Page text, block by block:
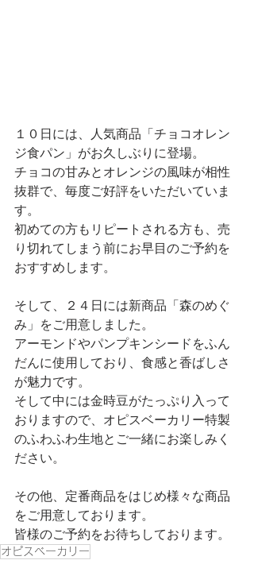
１０日には、人気商品「チョコオレン
ジ食パン」がお久しぶりに登場。
チョコの甘みとオレンジの風味が相性
抜群で、毎度ご好評をいただいていま
す。
初めての方もリピートされる方も、売
り切れてしまう前にお早目のご予約を
おすすめします。
そして、２４日には新商品「森のめぐ
み」をご用意しました。
アーモンドやパンプキンシードをふん
だんに使用しており、食感と香ばしさ
が魅力です。
そして中には金時豆がたっぷり入って
おりますので、オピスベーカリー特製
のふわふわ生地とご一緒にお楽しみく
ださい。
その他、定番商品をはじめ様々な商品
をご用意しております。
皆様のご予約をお待ちしております。
オピスベーカリー